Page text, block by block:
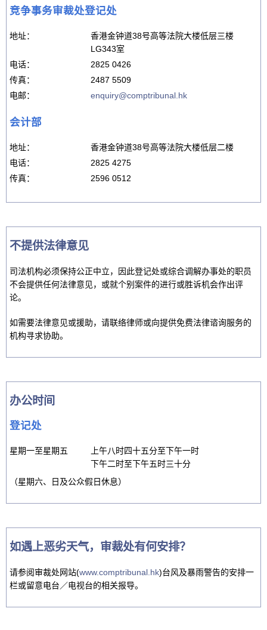
竞争事务审裁处登记处
地址：
香港金钟道38号高等法院大楼低层三楼
LG343室
电话：
2825 0426
传真：
2487 5509
电邮：
enquiry@comptribunal.hk
会计部
地址：
香港金钟道38号高等法院大楼低层二楼
电话：
2825 4275
传真：
2596 0512
不提供法律意见
司法机构必须保持公正中立，因此登记处或综合调解办事处的职员
不会提供任何法律意见，或就个别案件的进行或胜诉机会作出评
论。
如需要法律意见或援助，请联络律师或向提供免费法律谘询服务的
机构寻求协助。
办公时间
登记处
星期一至星期五
上午八时四十五分至下午一时
下午二时至下午五时三十分
（星期六、日及公众假日休息）
如遇上恶劣天气，审裁处有何安排？
请参阅审裁处网站(www.comptribunal.hk)台风及暴雨警告的安排一
栏或留意电台／电视台的相关报导。